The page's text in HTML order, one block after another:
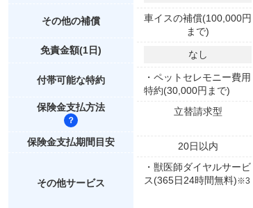
その他の補償
免責金額(1日)
付帯可能な特約
保険金支払方法
保険金支払期間目安
その他サービス
車イスの補償(100,000円
まで)
なし
・ペットセレモニー費用
特約(30,000円まで)
立替請求型
20日以内
・獣医師ダイヤルサービ
ス(365日24時間無料)※3